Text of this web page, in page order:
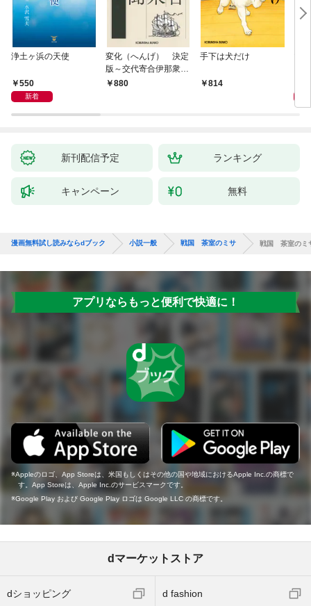
浄土ヶ浜の天使
550
新着
変化（へんげ） 決定
版～交代寄合伊那衆異
聞（1）～
880
手下は犬だけ
814
新刊配信予定 ランキング
キャンペーン 無料
漫画無料試し読みならdブック 小説一般 戦国 茶室のミサ 戦国 茶室のミ
アプリならもっと便利で快適に！
Appleのロゴ、App Storeは、米国もしくはその他の国や地域におけるApple Inc.の商標で
す。App Storeは、Apple Inc.のサービスマークです。
Google Play および Google Play ロゴは Google LLC の商標です。
dマーケットストア
dショッピング d fashion